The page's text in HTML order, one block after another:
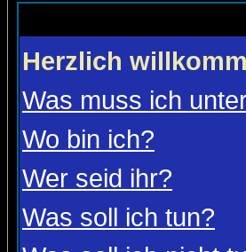
Herzlich
Was muss ich
Wo bin ich?
Wer seid ihr?
Was soll ich tun?